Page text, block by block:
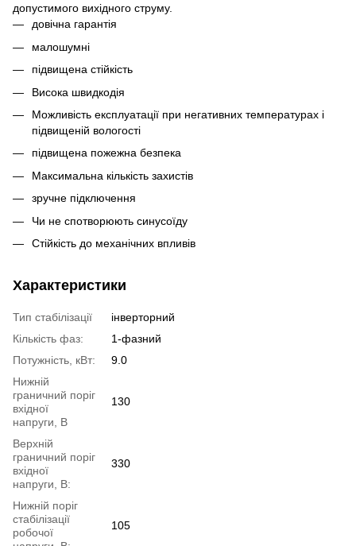
допустимого вихідного струму.
довічна гарантія
малошумні
підвищена стійкість
Висока швидкодія
Можливість експлуатації при негативних температурах і
підвищеній вологості
підвищена пожежна безпека
Максимальна кількість захистів
зручне підключення
Чи не спотворюють синусоїду
Стійкість до механічних впливів
Характеристики
Тип стабілізації
інверторний
Кількість фаз:
1-фазний
Потужність, кВт:
9.0
Нижній
граничний поріг
вхідної
напруги, В
130
Верхній
граничний поріг
вхідної
напруги, В:
330
Нижній поріг
стабілізації
робочої
105